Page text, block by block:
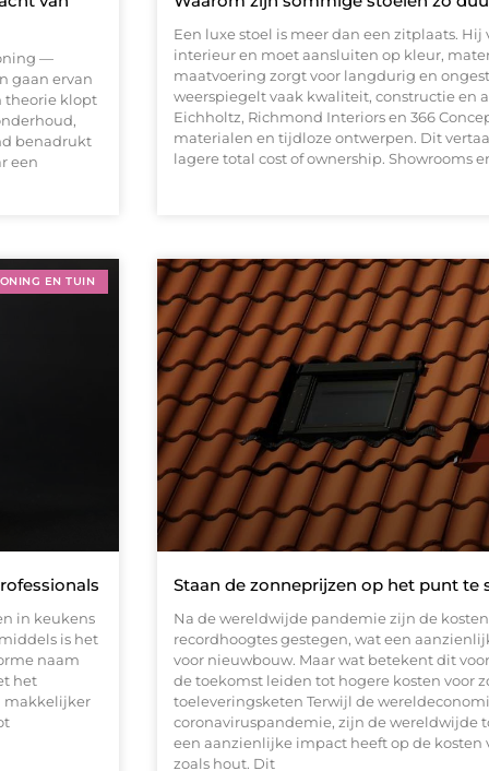
—
gaan ervan
theorie klopt
benadrukt
een
Een luxe stoel is meer dan een zitplaats.
interieur en moet aansluiten op kleur,
maatvoering zorgt voor langdurig en
weerspiegelt vaak kwaliteit, constructie en
Eichholtz, Richmond Interiors en 366
materialen en tijdloze ontwerpen. Dit
lagere total cost of ownership. Showrooms
EN TUIN
in keukens
is het
naam
het
makkelijker
Staan de zonneprijzen op het punt te
Na de wereldwijde pandemie zijn de
recordhoogtes gestegen, wat een
voor nieuwbouw. Maar wat betekent dit
de toekomst leiden tot hogere kosten voor
toeleveringsketen Terwijl de
coronaviruspandemie, zijn de wereldwijde
een aanzienlijke impact heeft op de kosten
zoals hout. Dit